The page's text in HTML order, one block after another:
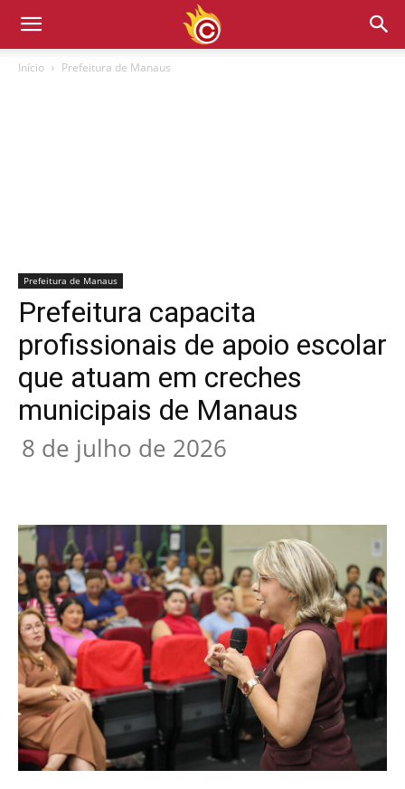
Início Prefeitura de Manaus
Prefeitura de Manaus
Prefeitura capacita
profissionais de apoio escolar
que atuam em creches
municipais de Manaus
8 de julho de 2026